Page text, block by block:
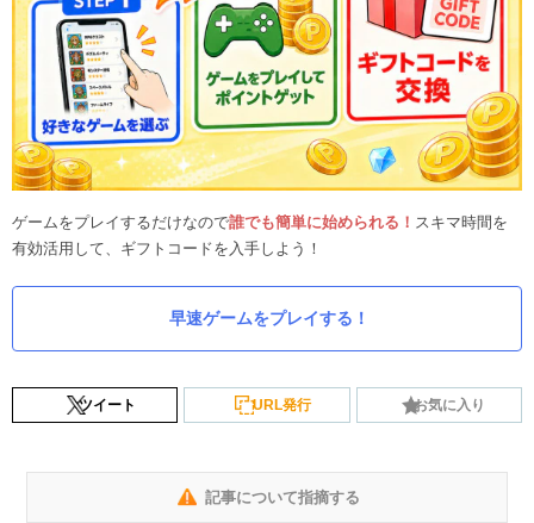
ゲームをプレイするだけなので誰でも簡単に始められる！ スキマ時間を
有効活用して、ギフトコードを入手しよう！
早速ゲームをプレイする！
ツイート URL発行 お気に入り
記事について指摘する